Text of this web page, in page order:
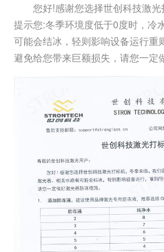
您好!感谢您选择世创科技激
提示您:冬季环境度低于0度时，冷
可能会结冰，轻则影响设备运行重
避免给您带来巨额损失，请您一定